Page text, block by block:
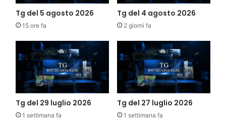
Tg del 5 agosto 2026
15 ore fa
Tg del 4 agosto 2026
2 giorni fa
Tg del 29 luglio 2026
1 settimana fa
Tg del 27 luglio 2026
1 settimana fa